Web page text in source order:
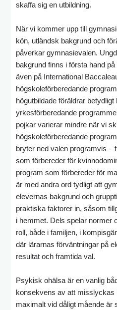
skaffa sig en utbildning.
När vi kommer upp till
kön, utländsk bakgrund och
påverkar gymnasievalen.
bakgrund finns i första hand
även på International
högskoleförberedande
högutbildade föräldrar betydligt
yrkesförberedande
pojkar varierar mindre när vi
högskoleförberedande
bryter ned valen programvis –
som förbereder för
program som förbereder för
är med andra ord tydligt att
elevernas bakgrund och
praktiska faktorer in, såsom
i hemmet. Dels spelar normer
roll, både i familjen, i
där lärarnas förväntningar på
resultat och framtida val.
Psykisk ohälsa är en vanlig
konsekvens av att misslyckas
maximalt vid dåligt mående är